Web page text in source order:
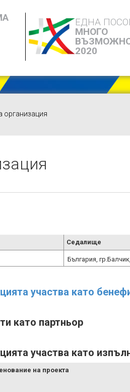
ЕДНА
МНОГО
2020
организация
Седалище
България,
участва като
като партньор
участва като
на проекта